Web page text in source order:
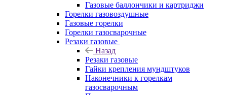
Газовые баллончики и картриджи
Горелки газовоздушные
Газовые горелки
Горелки газосварочные
Резаки газовые
Назад
Резаки газовые
Гайки крепления мундштуков
Наконечники к горелкам
газосварочным